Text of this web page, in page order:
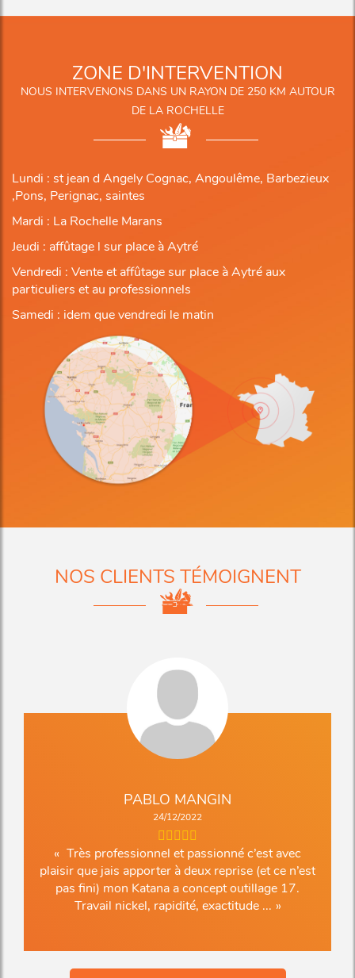
ZONE D'INTERVENTION
NOUS INTERVENONS DANS UN RAYON DE 250 KM AUTOUR
DE LA ROCHELLE
Lundi : st jean d Angely Cognac, Angoulême, Barbezieux
,Pons, Perignac, saintes
Mardi : La Rochelle Marans
Jeudi : affûtage l sur place à Aytré
Vendredi : Vente et affûtage sur place à Aytré aux
particuliers et au professionnels
Samedi : idem que vendredi le matin
NOS CLIENTS TÉMOIGNENT
PABLO MANGIN
24/12/2022
Très professionnel et passionné c’est avec
plaisir que jais apporter à deux reprise (et ce n’est
pas fini) mon Katana a concept outillage 17.
Travail nickel, rapidité, exactitude ...